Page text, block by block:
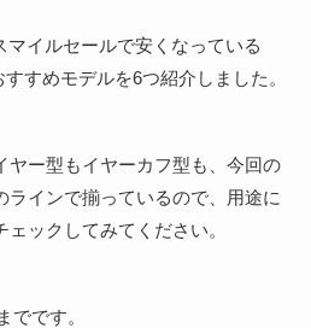
マイルセールで安くなっている
すめモデルを6つ紹介しました。
ヤー型もイヤーカフ型も、今回の
ラインで揃っているので、用途に
ックしてみてください。
でです。